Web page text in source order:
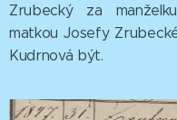
Zrubecký za
matkou Josefy
Kudrnová být.